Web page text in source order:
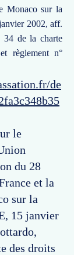
Monaco sur la
2002, aff.
34 de la charte
règlement n°
de
le
du 28
et la
sur la
15 janvier
des droits